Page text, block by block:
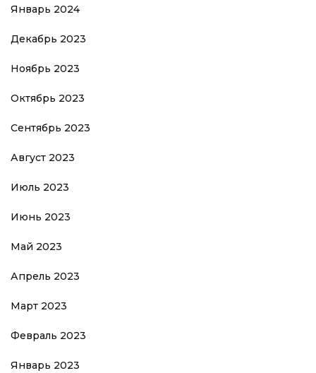
Январь 2024
Декабрь 2023
Ноябрь 2023
Октябрь 2023
Сентябрь 2023
Август 2023
Июль 2023
Июнь 2023
Май 2023
Апрель 2023
Март 2023
Февраль 2023
Январь 2023